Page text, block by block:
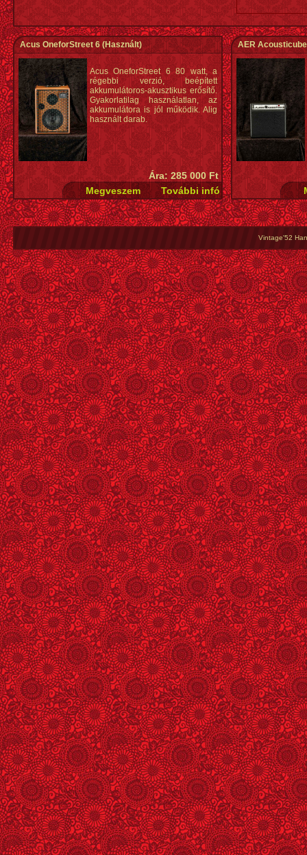
Acus OneforStreet 6 (Használt)
Acus OneforStreet 6 80 watt, a
régebbi verzió, beépített
akkumulátoros-akusztikus erősítő.
Gyakorlatilag használatlan, az
akkumulátora is jól működik. Alig
használt darab.
Ára: 285 000 Ft
AER
Vintage'52